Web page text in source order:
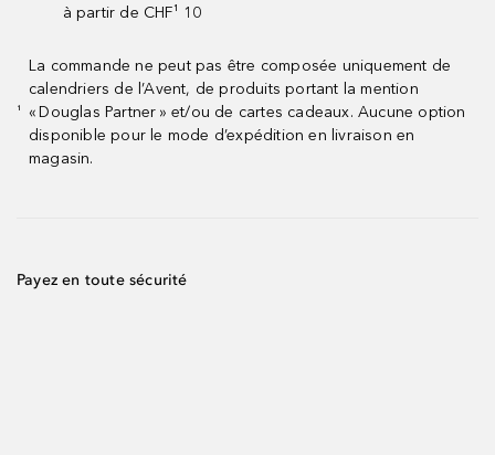
à partir de CHF¹ 10
¹
La commande ne peut pas être composée uniquement de
calendriers de l’Avent, de produits portant la mention
« Douglas Partner » et/ou de cartes cadeaux. Aucune option
disponible pour le mode d’expédition en livraison en
magasin.
Payez en toute sécurité